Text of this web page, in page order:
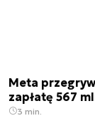
Meta
zapłatę 567
3 min.